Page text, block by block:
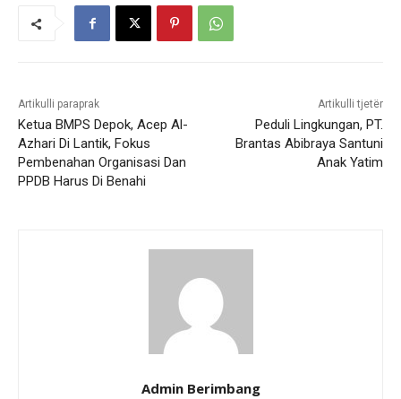
Artikulli paraprak
Ketua BMPS Depok, Acep Al-
Azhari Di Lantik, Fokus
Pembenahan Organisasi Dan
PPDB Harus Di Benahi
Artikulli tjetër
Peduli Lingkungan, PT.
Brantas Abibraya Santuni
Anak Yatim
Admin Berimbang